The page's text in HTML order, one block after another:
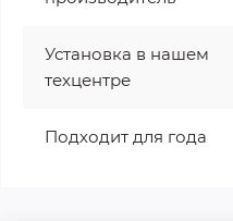
Установка в нашем
техцентре
Подходит для года